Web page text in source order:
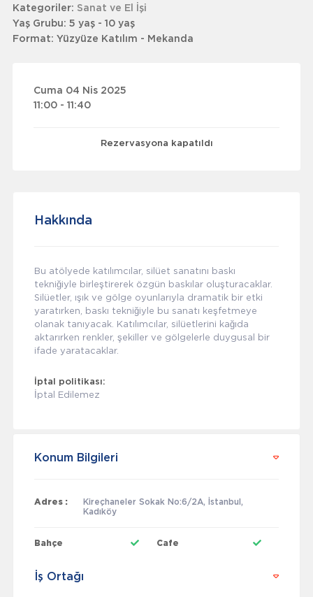
Kategoriler: Sanat ve El İşi
Yaş Grubu: 5 yaş - 10 yaş
Format: Yüzyüze Katılım - Mekanda
Cuma 04 Nis 2025
11:00 - 11:40
Rezervasyona kapatıldı
Hakkında
Bu atölyede katılımcılar, silüet sanatını baskı
tekniğiyle birleştirerek özgün baskılar oluşturacaklar.
Silüetler, ışık ve gölge oyunlarıyla dramatik bir etki
yaratırken, baskı tekniğiyle bu sanatı keşfetmeye
olanak tanıyacak. Katılımcılar, silüetlerini kağıda
aktarırken renkler, şekiller ve gölgelerle duygusal bir
ifade yaratacaklar.
İptal politikası:
İptal Edilemez
Konum Bilgileri
Adres :
Kireçhaneler Sokak No:6/2A, İstanbul,
Kadıköy
Bahçe Cafe
İş Ortağı